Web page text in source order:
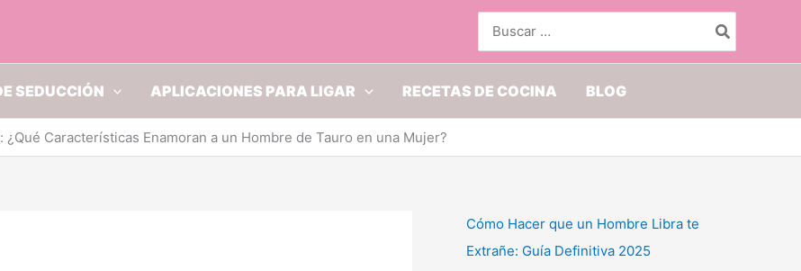
por:
SEDUCCIÓN APLICACIONES PARA LIGAR RECETAS DE COCINA BLOG
Características Enamoran a un Hombre de Tauro en una Mujer?
Cómo Hacer que un Hombre Libra te
Extrañe: Guía Definitiva 2025